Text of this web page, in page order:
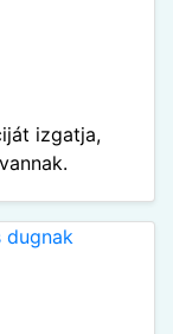
izgatja,